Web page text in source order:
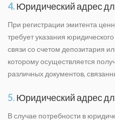
4.Юридический адрес
При регистрации эмитента
требует указания
связи со счетом депозитария
которому осуществляется
различных документов,
5.Юридический адрес
В случае потребности в